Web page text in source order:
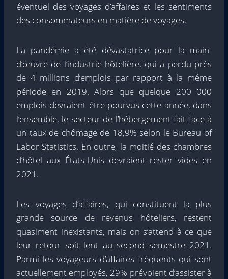
éventuel des voyages d’affaires et les sentiments
des consommateurs en matière de voyages.
La pandémie a été dévastatrice pour la main-
d’œuvre de l’industrie hôtelière, qui a perdu près
de 4 millions d’emplois par rapport à la même
période en 2019. Alors que quelque 200 000
emplois devraient être pourvus cette année, dans
l’ensemble, le secteur de l’hébergement fait face à
un taux de chômage de 18,9% selon le Bureau of
Labor Statistics. En outre, la moitié des chambres
d’hôtel aux États-Unis devraient rester vides en
2021.
Les voyages d’affaires, qui constituent la plus
grande source de revenus hôteliers, restent
quasiment inexistants, mais on s’attend à ce que
leur retour soit lent au second semestre 2021.
Parmi les voyageurs d’affaires fréquents qui sont
actuellement employés, 29% prévoient d’assister à